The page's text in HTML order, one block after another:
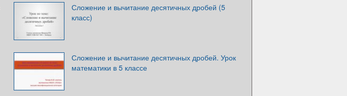
Сложение и вычитание десятичных дробей (5
класс)
Сложение и вычитание десятичных дробей. Урок
математики в 5 классе